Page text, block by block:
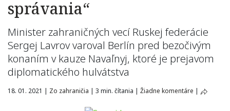
správania“
Minister zahraničných vecí Ruskej federácie
Sergej Lavrov varoval Berlín pred bezočivým
konaním v kauze Navaľnyj, ktoré je prejavom
diplomatického hulvátstva
18. 01. 2021 | Zo zahraničia | 3 min. čítania | Žiadne komentáre |